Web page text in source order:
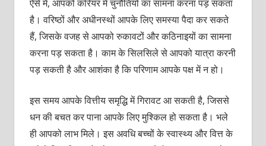
ऐसे में, आपको करियर में चुनौतियों का सामना करना पड़ सकता
है। वरिष्ठों और अधीनस्थों आपके लिए समस्या पैदा कर सकते
हैं, जिसके वजह से आपको रुकावटों और कठिनाइयों का सामना
करना पड़ सकता है। काम के सिलसिले से आपको यात्रा करनी
पड़ सकती है और आशंका है कि परिणाम आपके पक्ष में न हो।
इस समय आपके वित्तीय समृद्धि में गिरावट आ सकती है, जिससे
धन की बचत कर पाना आपके लिए मुश्किल हो सकता है। भले
ही आपको लाभ मिले। इस अवधि बच्चों के स्वास्थ्य और वित्त के